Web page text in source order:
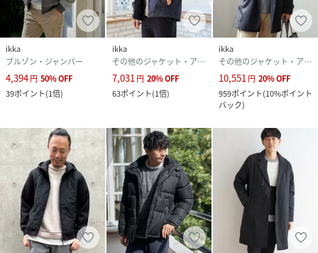
ikka
ブルゾン・ジャンパー
4,394円 50%OFF
39ポイント(1倍)
ikka
その他のジャケット・アウター
7,031円 20%OFF
63ポイント(1倍)
ikka
その他のジャケット・アウター
10,551円 20%OFF
959ポイント(10%ポイント
バック)